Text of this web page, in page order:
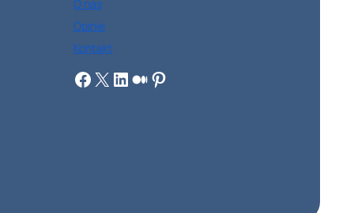
O nas
Opinie
Kontakt
Facebook
X LinkedIn
Medium
Pinterest